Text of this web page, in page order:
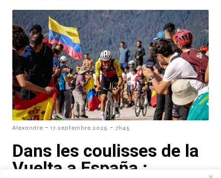
Alexandre - 17 septembre 2025 - 7h45
Dans les coulisses de la
Vuelta a España :